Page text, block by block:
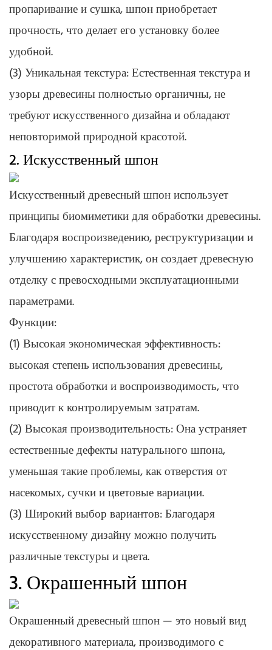
пропаривание и сушка, шпон приобретает
прочность, что делает его установку более
удобной.
(3) Уникальная текстура: Естественная текстура и
узоры древесины полностью органичны, не
требуют искусственного дизайна и обладают
неповторимой природной красотой.
2. Искусственный шпон
Искусственный древесный шпон использует
принципы биомиметики для обработки древесины.
Благодаря воспроизведению, реструктуризации и
улучшению характеристик, он создает древесную
отделку с превосходными эксплуатационными
параметрами.
Функции:
(1) Высокая экономическая эффективность:
высокая степень использования древесины,
простота обработки и воспроизводимость, что
приводит к контролируемым затратам.
(2) Высокая производительность: Она устраняет
естественные дефекты натурального шпона,
уменьшая такие проблемы, как отверстия от
насекомых, сучки и цветовые вариации.
(3) Широкий выбор вариантов: Благодаря
искусственному дизайну можно получить
различные текстуры и цвета.
3. Окрашенный шпон
Окрашенный древесный шпон — это новый вид
декоративного материала, производимого с